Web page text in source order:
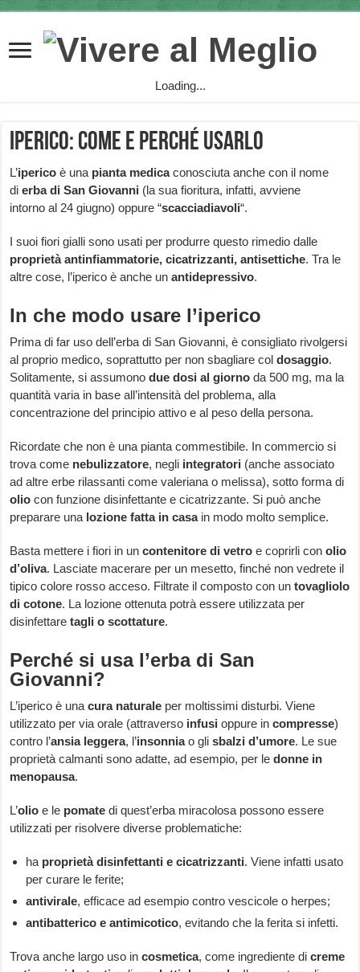
Loading...
Iperico: come e perché usarlo
L’iperico è una pianta medicaconosciuta anche con il nome
dierba di San Giovanni (la sua fioritura, infatti, avviene
intorno al 24 giugno) oppure “scacciadiavoli“.
I suoi fiori gialli sono usati per produrre questo rimedio dalle
proprietà antinfiammatorie, cicatrizzanti, antisettiche. Tra le
altre cose, l’iperico è anche unantidepressivo.
In che modo usare l’iperico
Prima di far uso dell’erba di San Giovanni, è consigliato rivolgersi
al proprio medico, soprattutto per non sbagliare coldosaggio.
Solitamente, si assumonodue dosi al giorno da 500 mg, ma la
quantità varia in base all’intensità del problema, alla
concentrazione del principio attivo e al peso della persona.
Ricordate che non è una pianta commestibile. In commercio si
trova come nebulizzatore, negli integratori (anche associato
ad altre erbe rilassanti come valeriana o melissa), sotto forma di
olio con funzione disinfettante e cicatrizzante. Si può anche
preparare una lozione fatta in casain modo molto semplice.
Basta mettere i fiori in uncontenitore di vetro e coprirli conolio
d’oliva. Lasciate macerare per un mesetto, finché non vedrete il
tipico colore rosso acceso. Filtrate il composto con untovagliolo
di cotone. La lozione ottenuta potrà essere utilizzata per
disinfettaretagli o scottature.
Perché si usa l’erba di San
Giovanni?
L’iperico è unacura naturale per moltissimi disturbi. Viene
utilizzato per via orale (attraverso infusi oppure incompresse)
contro l’ansia leggera, l’insonniao glisbalzi d’umore. Le sue
proprietà calmanti sono adatte, ad esempio, per ledonne in
menopausa.
L’olio e le pomate di quest’erba miracolosa possono essere
utilizzati per risolvere diverse problematiche:
ha proprietà disinfettanti e cicatrizzanti. Viene infatti usato
per curare le ferite;
antivirale, efficace ad esempio contro vescicole o herpes;
antibatterico e antimicotico, evitando che la ferita si infetti.
Trova anche largo uso incosmetica, come ingrediente dicreme